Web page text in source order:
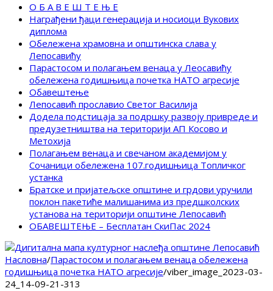
О Б А В Е Ш Т Е Њ Е
Награђени ђаци генерација и носиоци Вукових
диплома
Обележена храмовна и општинска слава у
Лепосавићу
Парастосом и полагањем венаца у Леосавићу
обележена годишњица почетка НАТО агресије
Обавештење
Лепосавић прославио Светог Василија
Додела подстицаја за подршку развоју привреде и
предузетништва на територији АП Косово и
Метохија
Полагањем венаца и свечаном академијом у
Сочаници обележена 107.годишњица Топличког
устанка
Братске и пријатељске општине и грдови уручили
поклон пакетиће малишанима из предшколских
установа на територији општине Лепосавић
ОБАВЕШТЕЊЕ – Бесплатан СкиПас 2024
Насловна/Парастосом и полагањем венаца обележена
годишњица почетка НАТО агресије/viber_image_2023-03-
24_14-09-21-313